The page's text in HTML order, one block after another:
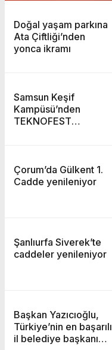
Doğal yaşam parkına
Ata Çiftliği’nden
yonca ikramı
Samsun Keşif
Kampüsü’nden
TEKNOFEST
Çorum’da Gülkent 1.
Cadde yenileniyor
Şanlıurfa Siverek’te
caddeler yenileniyor
Başkan Yazıcıoğlu,
Türkiye’nin en başarılı
il belediye başkanı